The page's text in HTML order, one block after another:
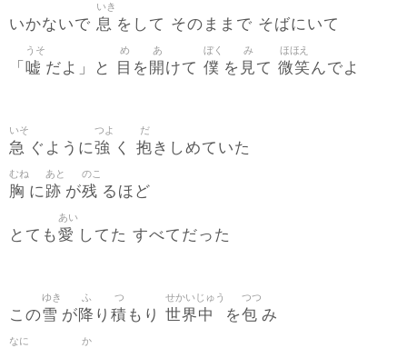
いかないで 息
いき
をして そのままで そばにいて
「 嘘
うそ
だよ」と 目
め
を 開
あ
けて 僕
ぼく
を 見
み
て 微笑
ほほえ
んでよ
急
いそ
ぐように強
つよ
く 抱
だ
きしめていた
胸
むね
に跡
あと
が残
のこ
るほど
とても愛
あい
してた すべてだった
この雪
ゆき
が降
ふ
り 積
つ
もり 世界中
せかいじゅう
を包
つつ
み
なに か